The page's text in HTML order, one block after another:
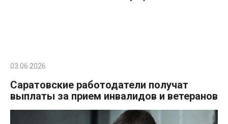
03.06.2026
Саратовские работодатели получат
выплаты за прием инвалидов и ветеранов